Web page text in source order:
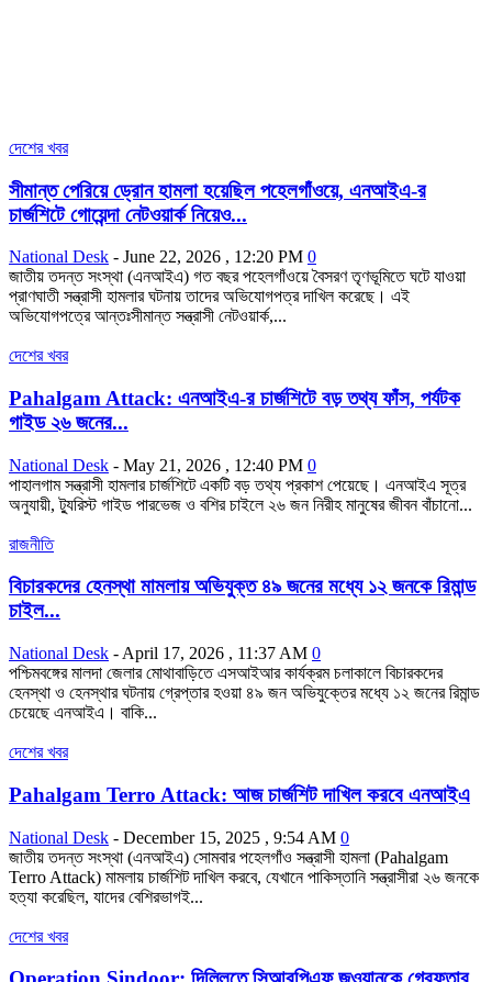
দেশের খবর
সীমান্ত পেরিয়ে ড্রোন হামলা হয়েছিল পহেলগাঁওয়ে, এনআইএ-র
চার্জশিটে গোয়েন্দা নেটওয়ার্ক নিয়েও...
National Desk - June 22, 2026 , 12:20 PM 0
জাতীয় তদন্ত সংস্থা (এনআইএ) গত বছর পহেলগাঁওয়ে বৈসরণ তৃণভূমিতে ঘটে যাওয়া
প্রাণঘাতী সন্ত্রাসী হামলার ঘটনায় তাদের অভিযোগপত্র দাখিল করেছে। এই
অভিযোগপত্রে আন্তঃসীমান্ত সন্ত্রাসী নেটওয়ার্ক,...
দেশের খবর
Pahalgam Attack: এনআইএ-র চার্জশিটে বড় তথ্য ফাঁস, পর্যটক
গাইড ২৬ জনের...
National Desk - May 21, 2026 , 12:40 PM 0
পাহালগাম সন্ত্রাসী হামলার চার্জশিটে একটি বড় তথ্য প্রকাশ পেয়েছে। এনআইএ সূত্র
অনুযায়ী, ট্যুরিস্ট গাইড পারভেজ ও বশির চাইলে ২৬ জন নিরীহ মানুষের জীবন বাঁচানো...
রাজনীতি
বিচারকদের হেনস্থা মামলায় অভিযুক্ত ৪৯ জনের মধ্যে ১২ জনকে রিমান্ড
চাইল...
National Desk - April 17, 2026 , 11:37 AM 0
পশ্চিমবঙ্গের মালদা জেলার মোথাবাড়িতে এসআইআর কার্যক্রম চলাকালে বিচারকদের
হেনস্থা ও হেনস্থার ঘটনায় গ্রেপ্তার হওয়া ৪৯ জন অভিযুক্তের মধ্যে ১২ জনের রিমান্ড
চেয়েছে এনআইএ। বাকি...
দেশের খবর
Pahalgam Terro Attack: আজ চার্জশিট দাখিল করবে এনআইএ
National Desk - December 15, 2025 , 9:54 AM 0
জাতীয় তদন্ত সংস্থা (এনআইএ) সোমবার পহেলগাঁও সন্ত্রাসী হামলা (Pahalgam
Terro Attack) মামলায় চার্জশিট দাখিল করবে, যেখানে পাকিস্তানি সন্ত্রাসীরা ২৬ জনকে
হত্যা করেছিল, যাদের বেশিরভাগই...
দেশের খবর